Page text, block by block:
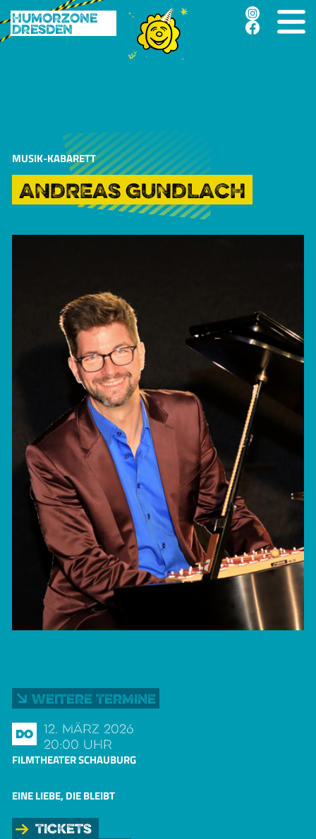
Humorzone
Dresden
MUSIK-KABARETT
ANDREAS GUNDLACH
Weitere Termine
Do
12. März 2026
20:00 Uhr
FILMTHEATER SCHAUBURG
EINE LIEBE, DIE BLEIBT
Tickets